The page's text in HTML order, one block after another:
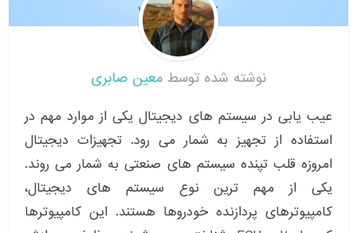
نوشته شده توسط معین صابری
عیب یابی در سیستم های دیجیتال یکی از موارد مهم در
استفاده از تجهیز به شمار می رود. تجهیزات دیجیتال
امروزه قلب تپنده سیستم های صنعتی به شمار می روند.
یکی از مهم ترین نوع سیستم های دیجیتال،
کامپیوترهای پردازنده خودروها هستند. این کامپیوترها